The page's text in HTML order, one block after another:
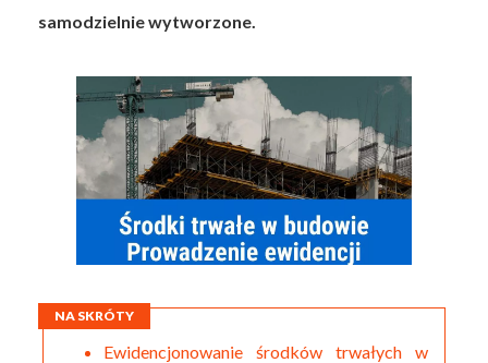
samodzielnie wytworzone.
NA SKRÓTY
Ewidencjonowanie środków trwałych w